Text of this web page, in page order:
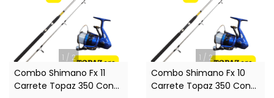
1 / 2
Combo Shimano Fx 11
Carrete Topaz 350 Con
1 / 2
Combo Shimano Fx 10
Carrete Topaz 350 Con